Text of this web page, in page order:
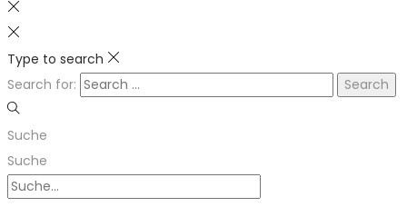
Type to search
Search for:
Suche
Suche